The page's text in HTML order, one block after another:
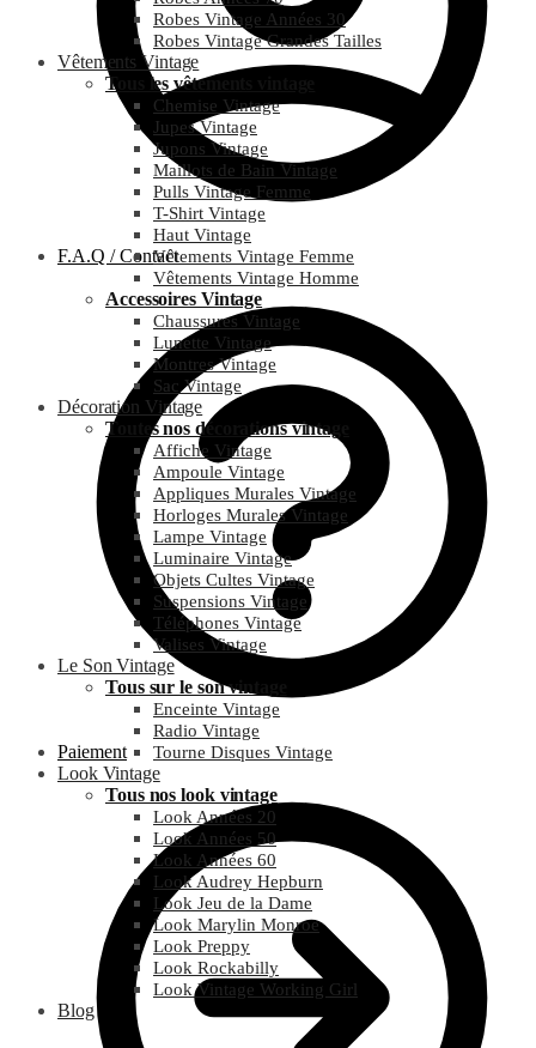
F.A.Q / Contact
Paiement
Robes Vintage Années 30
Robes Vintage Grandes Tailles
Vêtements Vintage
Tous les vêtements vintage
Chemise Vintage
Jupes Vintage
Jupons Vintage
Maillots de Bain Vintage
Pulls Vintage Femme
T-Shirt Vintage
Haut Vintage
Vêtements Vintage Femme
Vêtements Vintage Homme
Accessoires Vintage
Chaussures Vintage
Lunette Vintage
Montres Vintage
Sac Vintage
Décoration Vintage
Toutes nos décorations vintage
Affiche Vintage
Ampoule Vintage
Appliques Murales Vintage
Horloges Murales Vintage
Lampe Vintage
Luminaire Vintage
Objets Cultes Vintage
Suspensions Vintage
Téléphones Vintage
Valises Vintage
Le Son Vintage
Tous sur le son vintage
Enceinte Vintage
Radio Vintage
Tourne Disques Vintage
Look Vintage
Tous nos look vintage
Look Années 20
Look Années 50
Look Années 60
Look Audrey Hepburn
Look Jeu de la Dame
Look Marylin Monroe
Look Preppy
Look Rockabilly
Look Vintage Working Girl
Blog